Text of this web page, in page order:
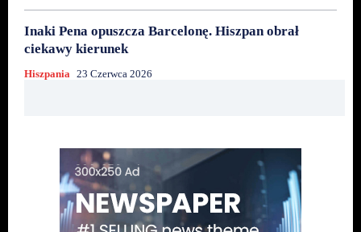
Inaki Pena opuszcza Barcelonę. Hiszpan obrał
ciekawy kierunek
Hiszpania 23 Czerwca 2026